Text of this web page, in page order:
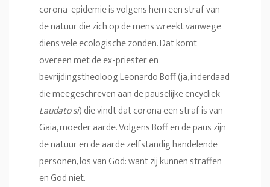
corona-epidemie is volgens hem een straf van
de natuur die zich op de mens wreekt vanwege
diens vele ecologische zonden. Dat komt
overeen met de ex-priester en
bevrijdingstheoloog Leonardo Boff (ja, inderdaad
die meegeschreven aan de pauselijke encycliek
Laudato si) die vindt dat corona een straf is van
Gaia, moeder aarde. Volgens Boff en de paus zijn
de natuur en de aarde zelfstandig handelende
personen, los van God: want zij kunnen straffen
en God niet.